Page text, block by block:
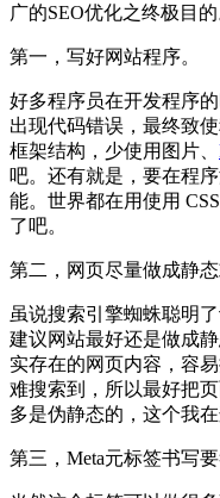
广的SEO优化之终极目的
第一，写好网站程序。
好多程序员在开发程序
出现代码错误，最终致
框架结构，少使用图片、
吧。还有就是，要在程
能。世界都在用使用
了吧。
第二，网页尽量做成静态
虽说搜索引擎蜘蛛聪明
建议网站最好还是做成
实存在的网页内容，容
难搜索到，所以最好把
多是伪静态的，这个我在
第三，Meta元标签书写要